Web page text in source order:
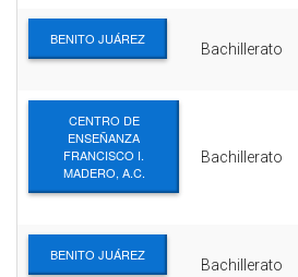
BENITO JUÁREZ
Bachillerato
CENTRO DE
ENSEÑANZA
FRANCISCO I.
MADERO, A.C.
Bachillerato
BENITO JUÁREZ
Bachillerato